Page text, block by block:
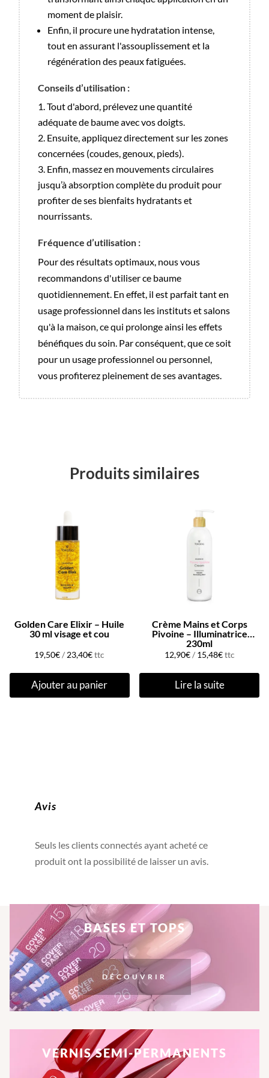
moment de plaisir.
Enfin, il procure une hydratation intense,
tout en assurant l'assouplissement et la
régénération des peaux fatiguées.
Conseils d’utilisation :
Tout d'abord, prélevez une quantité
adéquate de baume avec vos doigts.
Ensuite, appliquez directement sur les zones
concernées (coudes, genoux, pieds).
Enfin, massez en mouvements circulaires
jusqu’à absorption complète du produit pour
profiter de ses bienfaits hydratants et
nourrissants.
Fréquence d’utilisation :
Pour des résultats optimaux, nous vous
recommandons d'utiliser ce baume
quotidiennement. En effet, il est parfait tant en
usage professionnel dans les instituts et salons
qu'à la maison, ce qui prolonge ainsi les effets
bénéfiques du soin. Par conséquent, que ce soit
pour un usage professionnel ou personnel,
vous profiterez pleinement de ses avantages.
Produits similaires
Golden Care Elixir – Huile
30 ml visage et cou
19,50€/ 23,40€ttc
Ajouter au panier
Crème Mains et Corps
Pivoine – Illuminatrice
230ml
12,90€/ 15,48€ttc
Lire la suite
Avis
Seuls les clients connectés ayant acheté ce
produit ont la possibilité de laisser un avis.
BASES ET TOPS
DÉCOUVRIR
VERNIS SEMI-PERMANENTS